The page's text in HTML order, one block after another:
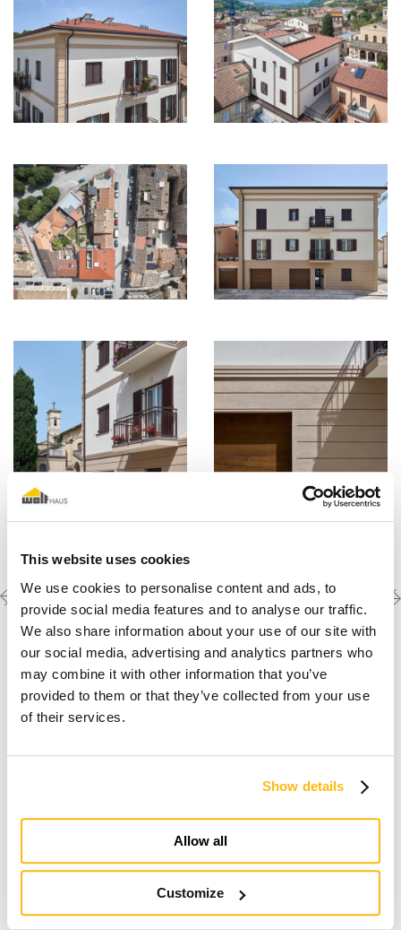
This website uses cookies
We use cookies to personalise content and ads, to
provide social media features and to analyse our traffic.
We also share information about your use of our site with
our social media, advertising and analytics partners who
may combine it with other information that you’ve
provided to them or that they’ve collected from your use
of their services.
Show details
Allow all
Customize
Previous
project
Découvrez les autres
créations
Next
project
Je rêve d'une maison en bois
Découvrir pourquoi